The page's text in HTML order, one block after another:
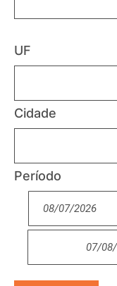
UF
Cidade
Período